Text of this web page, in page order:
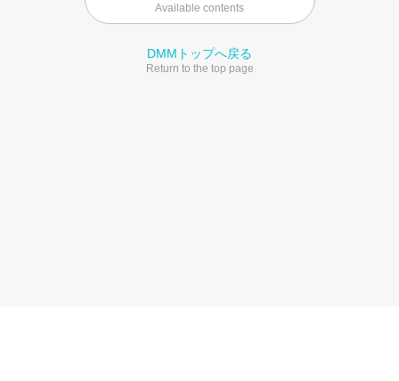
Available contents
DMMトップへ戻る
Return to the top page